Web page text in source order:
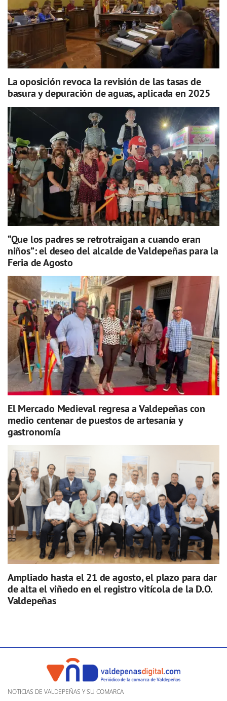
La oposición revoca la revisión de las tasas de
basura y depuración de aguas, aplicada en 2025
“Que los padres se retrotraigan a cuando eran
niños”: el deseo del alcalde de Valdepeñas para la
Feria de Agosto
El Mercado Medieval regresa a Valdepeñas con
medio centenar de puestos de artesanía y
gastronomía
Ampliado hasta el 21 de agosto, el plazo para dar
de alta el viñedo en el registro vitícola de la D.O.
Valdepeñas
NOTICIAS DE VALDEPEÑAS Y SU COMARCA